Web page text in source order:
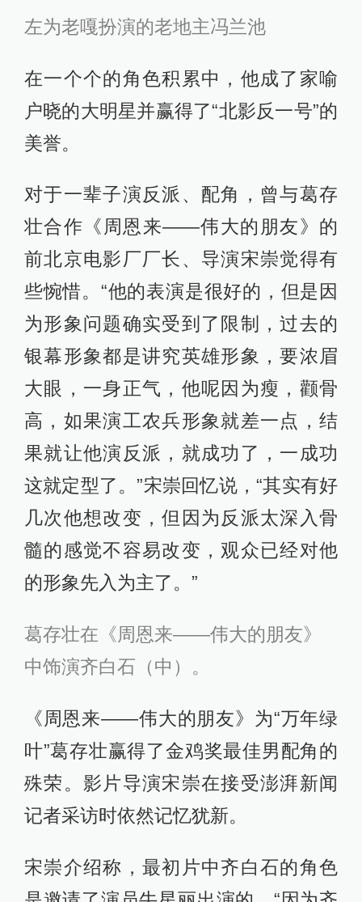
左为老嘎扮演的老地主冯兰池
在一个个的角色积累中，他成了家喻
户晓的大明星并赢得了“北影反一号”的
美誉。
对于一辈子演反派、配角，曾与葛存
壮合作《周恩来——伟大的朋友》的
前北京电影厂厂长、导演宋崇觉得有
些惋惜。“他的表演是很好的，但是因
为形象问题确实受到了限制，过去的
银幕形象都是讲究英雄形象，要浓眉
大眼，一身正气，他呢因为瘦，颧骨
高，如果演工农兵形象就差一点，结
果就让他演反派，就成功了，一成功
这就定型了。”宋崇回忆说，“其实有好
几次他想改变，但因为反派太深入骨
髓的感觉不容易改变，观众已经对他
的形象先入为主了。”
葛存壮在《周恩来——伟大的朋友》
中饰演齐白石（中）。
《周恩来——伟大的朋友》为“万年绿
叶”葛存壮赢得了金鸡奖最佳男配角的
殊荣。影片导演宋崇在接受澎湃新闻
记者采访时依然记忆犹新。
宋崇介绍称，最初片中齐白石的角色